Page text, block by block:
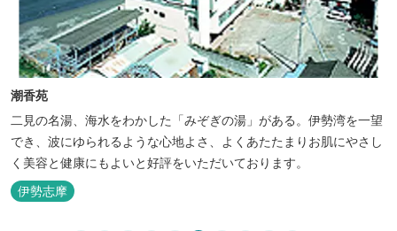
潮香苑
二見の名湯、海水をわかした「みぞぎの湯」がある。伊勢湾を一望
でき、波にゆられるような心地よさ、よくあたたまりお肌にやさし
く美容と健康にもよいと好評をいただいております。
伊勢志摩